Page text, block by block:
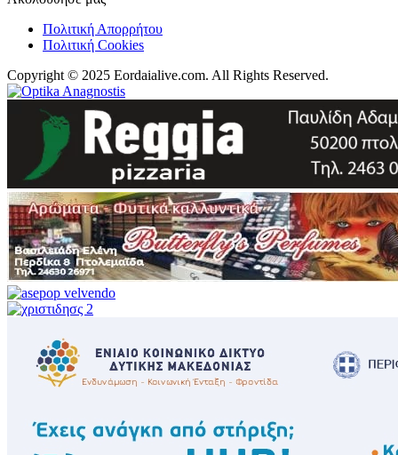
Πολιτική Απορρήτου
Πολιτική Cookies
Copyright © 2025 Eordaialive.com. All Rights Reserved.